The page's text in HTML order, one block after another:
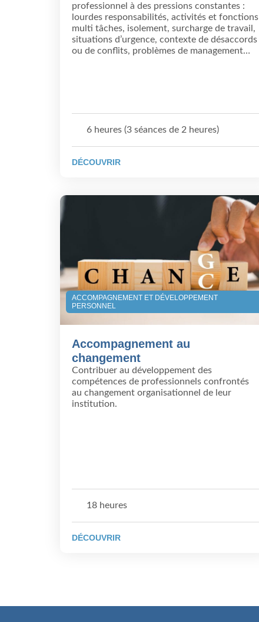
professionnel à des pressions constantes :
lourdes responsabilités, activités et fonctions
multi tâches, isolement, surcharge de travail,
situations d’urgence, contexte de désaccords
ou de conflits, problèmes de management…
6 heures (3 séances de 2 heures)
DÉCOUVRIR
ACCOMPAGNEMENT ET DÉVELOPPEMENT
PERSONNEL
Accompagnement au
changement
Contribuer au développement des
compétences de professionnels confrontés
au changement organisationnel de leur
institution.
18 heures
DÉCOUVRIR